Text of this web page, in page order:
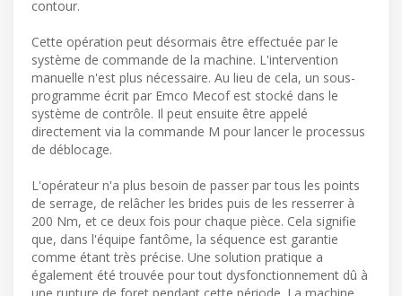
contour.
Cette opération peut désormais être effectuée par le
système de commande de la machine. L'intervention
manuelle n'est plus nécessaire. Au lieu de cela, un sous-
programme écrit par Emco Mecof est stocké dans le
système de contrôle. Il peut ensuite être appelé
directement via la commande M pour lancer le processus
de déblocage.
L'opérateur n'a plus besoin de passer par tous les points
de serrage, de relâcher les brides puis de les resserrer à
200 Nm, et ce deux fois pour chaque pièce. Cela signifie
que, dans l'équipe fantôme, la séquence est garantie
comme étant très précise. Une solution pratique a
également été trouvée pour tout dysfonctionnement dû à